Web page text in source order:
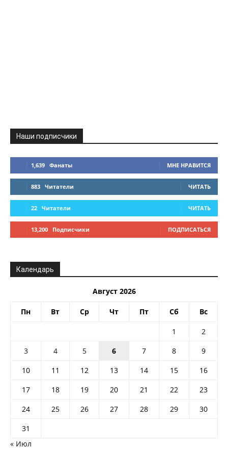
Наши подписчики
1,639 Фанаты МНЕ НРАВИТСЯ
883 Читатели ЧИТАТЬ
22 Читатели ЧИТАТЬ
13,200 Подписчики ПОДПИСАТЬСЯ
Календарь
Август 2026
Пн Вт Ср Чт Пт Сб Вс
1
2
3
4 5 6 7 8
9
10
11 12 13 14 15
16
17
18 19 20 21 22
23
24
25 26 27 28 29
30
31
« Июл